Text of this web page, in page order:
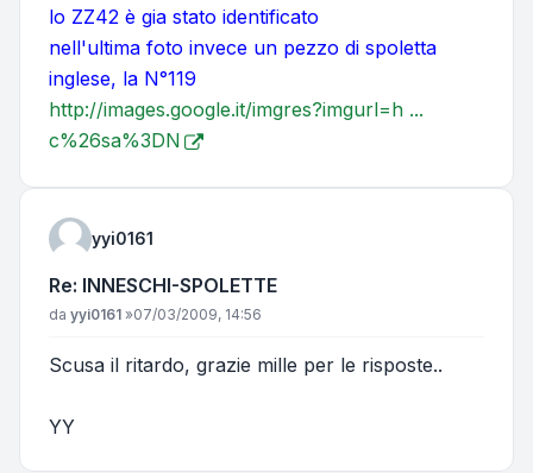
lo ZZ42 è gia stato identificato
nell'ultima foto invece un pezzo di spoletta
inglese, la N°119
http://images.google.it/imgres?imgurl=h ...
c%26sa%3DN
yyi0161
Re: INNESCHI-SPOLETTE
Messaggio
da yyi0161 »07/03/2009, 14:56
Scusa il ritardo, grazie mille per le risposte..
YY